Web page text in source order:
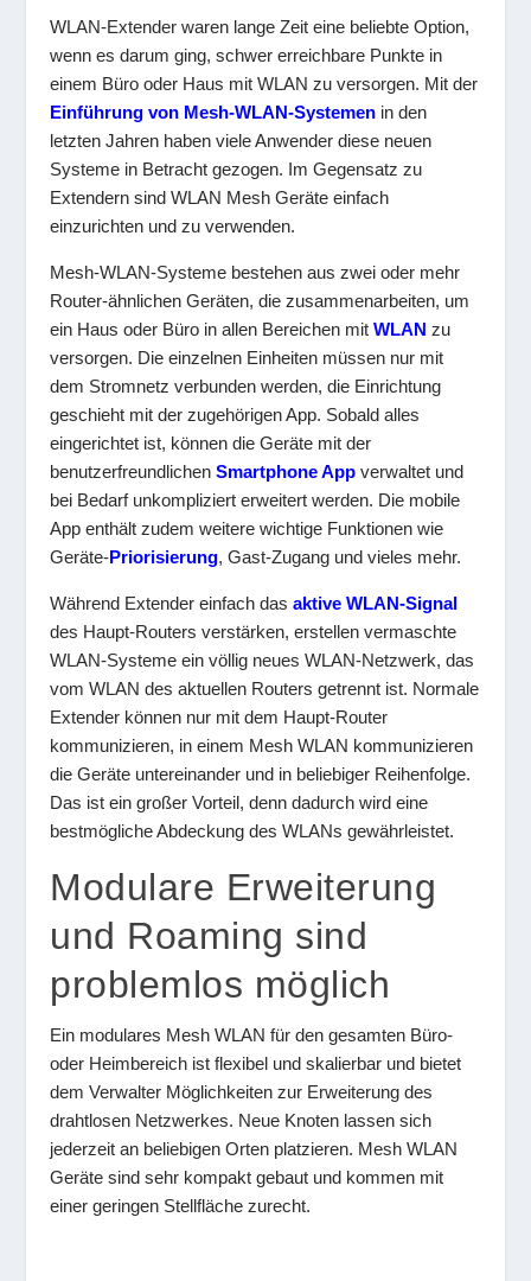
WLAN-Extender waren lange Zeit eine beliebte Option,
wenn es darum ging, schwer erreichbare Punkte in
einem Büro oder Haus mit WLAN zu versorgen. Mit der
Einführung von Mesh-WLAN-Systemen in den
letzten Jahren haben viele Anwender diese neuen
Systeme in Betracht gezogen. Im Gegensatz zu
Extendern sind WLAN Mesh Geräte einfach
einzurichten und zu verwenden.
Mesh-WLAN-Systeme bestehen aus zwei oder mehr
Router-ähnlichen Geräten, die zusammenarbeiten, um
ein Haus oder Büro in allen Bereichen mitWLAN zu
versorgen. Die einzelnen Einheiten müssen nur mit
dem Stromnetz verbunden werden, die Einrichtung
geschieht mit der zugehörigen App. Sobald alles
eingerichtet ist, können die Geräte mit der
benutzerfreundlichenSmartphone App verwaltet und
bei Bedarf unkompliziert erweitert werden. Die mobile
App enthält zudem weitere wichtige Funktionen wie
Geräte-Priorisierung, Gast-Zugang und vieles mehr.
Während Extender einfach dasaktive WLAN-Signal
des Haupt-Routers verstärken, erstellen vermaschte
WLAN-Systeme ein völlig neues WLAN-Netzwerk, das
vom WLAN des aktuellen Routers getrennt ist. Normale
Extender können nur mit dem Haupt-Router
kommunizieren, in einem Mesh WLAN kommunizieren
die Geräte untereinander und in beliebiger Reihenfolge.
Das ist ein großer Vorteil, denn dadurch wird eine
bestmögliche Abdeckung des WLANs gewährleistet.
Modulare Erweiterung
und Roaming sind
problemlos möglich
Ein modulares Mesh WLAN für den gesamten Büro-
oder Heimbereich ist flexibel und skalierbar und bietet
dem Verwalter Möglichkeiten zur Erweiterung des
drahtlosen Netzwerkes. Neue Knoten lassen sich
jederzeit an beliebigen Orten platzieren. Mesh WLAN
Geräte sind sehr kompakt gebaut und kommen mit
einer geringen Stellfläche zurecht.